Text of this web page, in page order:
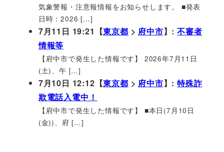
気象警報・注意報情報をお知らせします。 ■発表
日時：2026 […]
7月11日 19:21【東京都 > 府中市】:不審者
情報等
【府中市で発生した情報です】 2026年7月11日
(土)、午 […]
7月10日 12:12【東京都 > 府中市】:特殊詐
欺電話入電中！
【府中市で発生した情報です】 ■本日(7月10日
(金))、府 […]